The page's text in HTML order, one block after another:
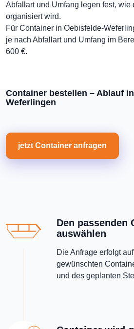
Abfallart und Umfang legen fest, wie
organisiert wird.
Für Container in Oebisfelde-
je nach Abfallart und Umfang im
600 €.
Container bestellen – Ablauf
Weferlingen
jetzt Container anfragen
Den passenden
auswählen
Die Anfrage erfolgt
gewünschten
und des geplanten